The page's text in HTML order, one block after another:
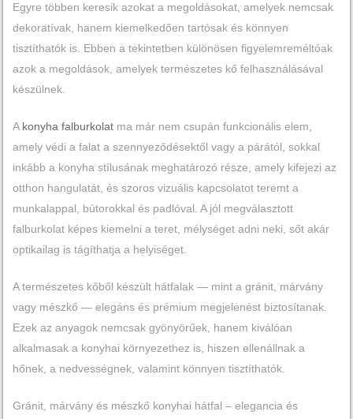
Egyre többen keresik azokat a megoldásokat, amelyek nemcsak
dekoratívak, hanem kiemelkedően tartósak és könnyen
tisztíthatók is. Ebben a tekintetben különösen figyelemreméltóak
azok a megoldások, amelyek természetes kő felhasználásával
készülnek.
A konyha falburkolatma már nem csupán funkcionális elem,
amely védi a falat a szennyeződésektől vagy a párától, sokkal
inkább a konyha stílusának meghatározó része, amely kifejezi az
otthon hangulatát, és szoros vizuális kapcsolatot teremt a
munkalappal, bútorokkal és padlóval. A jól megválasztott
falburkolat képes kiemelni a teret, mélységet adni neki, sőt akár
optikailag is tágíthatja a helyiséget.
A természetes kőből készült hátfalak — mint a gránit, márvány
vagy mészkő — elegáns és prémium megjelenést biztosítanak.
Ezek az anyagok nemcsak gyönyörűek, hanem kiválóan
alkalmasak a konyhai környezethez is, hiszen ellenállnak a
hőnek, a nedvességnek, valamint könnyen tisztíthatók.
Gránit, márvány és mészkő konyhai hátfal – elegancia és